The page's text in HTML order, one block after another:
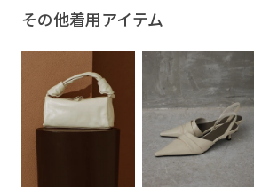
抜け感 春夏 爽やか
その他着用アイテム